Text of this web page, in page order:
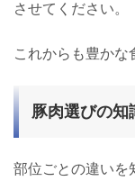
させてください。
これからも豊かな
豚肉選びの知
部位ごとの違いを